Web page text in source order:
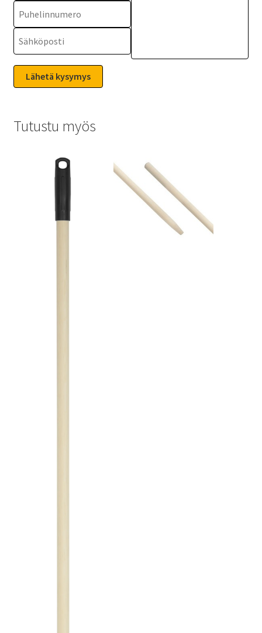
Tutustu myös